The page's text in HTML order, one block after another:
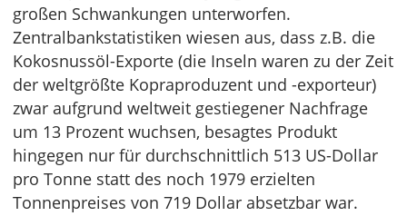
großen Schwankungen unterworfen.
Zentralbankstatistiken wiesen aus, dass z.B. die
Kokosnussöl-Exporte (die Inseln waren zu der Zeit
der weltgrößte Kopraproduzent und -exporteur)
zwar aufgrund weltweit gestiegener Nachfrage
um 13 Prozent wuchsen, besagtes Produkt
hingegen nur für durchschnittlich 513 US-Dollar
pro Tonne statt des noch 1979 erzielten
Tonnenpreises von 719 Dollar absetzbar war.